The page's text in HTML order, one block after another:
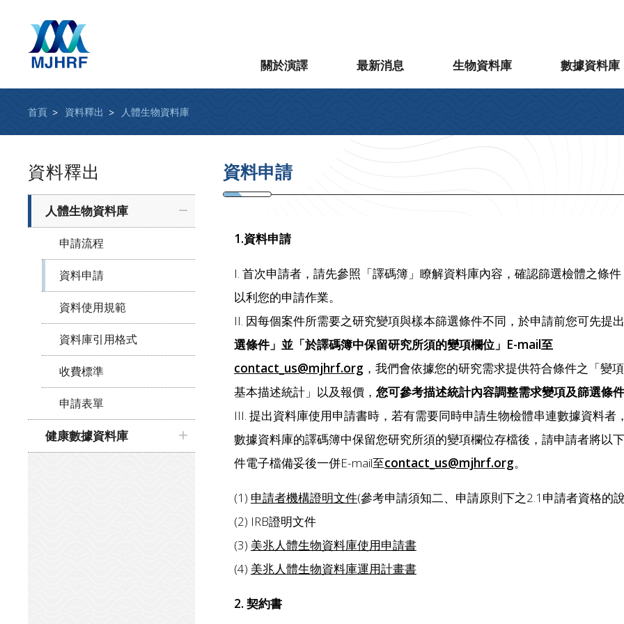
關於演譯 最新消息 生物資料庫 數據資料庫
首頁 資料釋出 人體生物資料庫
資料釋出
人體生物資料庫
申請流程
資料申請
資料使用規範
資料庫引用格式
收費標準
申請表單
健康數據資料庫
資料申請
1.資料申請
I. 首次申請者，請先參照「譯碼簿」瞭解資料庫內容，確認篩選檢體之條
以利您的申請作業。
II. 因每個案件所需要之研究變項與樣本篩選條件不同，於申請前您可先提出
選條件」並「於譯碼簿中保留研究所須的變項欄位」E-mail至
contact_us@mjhrf.org ，我們會依據您的研究需求提供符合條件之「變項
基本描述統計」以及報價， 您可參考描述統計內容調整需求變項及篩選條件
III. 提出資料庫使用申請書時，若有需要同時申請生物檢體串連數據資料者
數據資料庫的譯碼簿中保留您研究所須的變項欄位存檔後，請申請者將以
件電子檔備妥後一併E-mail至contact_us@mjhrf.org。
(1) 申請者機構證明文件(參考申請須知二、申請原則下之2.1申請者資格的
(2) IRB證明文件
(3) 美兆人體生物資料庫使用申請書
(4) 美兆人體生物資料庫運用計畫書
2. 契約書